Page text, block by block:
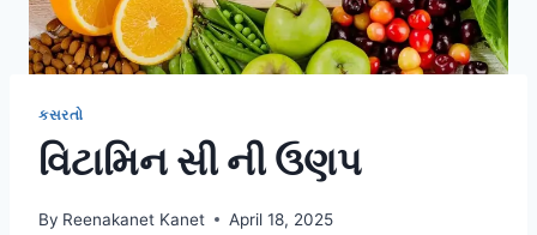
કસરતો
વિટામિન સી ની ઉણપ
By Reenakanet Kanet April 18, 2025